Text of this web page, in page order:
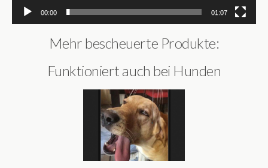
00:00 01:07
Mehr bescheuerte Produkte:
Funktioniert auch bei Hunden